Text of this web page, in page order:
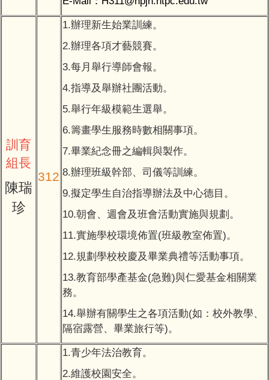
訓育
組長
陳瑞
珍
312
1.辦理新生始業訓練。
2.辦理各項才藝競賽。
3.每月舉行導師會報。
4.指導及舉辦社團活動。
5.舉行年級模範生選舉。
6.籌畫學生服務時數相關事項。
7.畢業紀念冊之編輯與製作。
8.辦理班級幹部、司儀等訓練。
9.擬定學生自治指導辦法及中心德目。
10.朝會、週會及班會活動實施與規劃。
11.實施學校環境佈置(班級教室佈置)。
12.規劃學校校慶及畢業典禮等活動事項。
13.教育部學產基金(急難)與仁愛基金相關業
務。
14.舉辦有關學生之各項活動(如：校外教學、
隔宿露營、畢業旅行等)。
1.青少年法治教育。
2.維護校園安全。